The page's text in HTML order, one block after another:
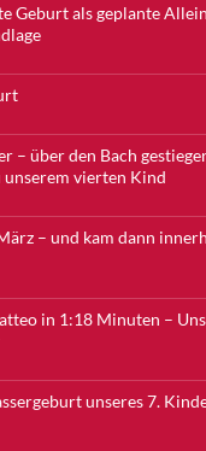
Geburt als geplante
– über den Bach
unserem vierten Kind
– und kam dann
in 1:18 Minuten –
unseres 7.